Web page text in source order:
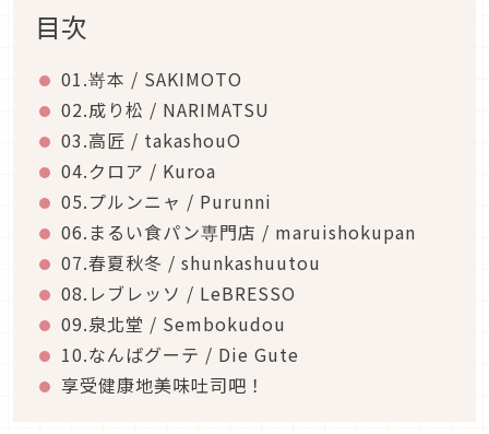
目次
01.嵜本 / SAKIMOTO
02.成り松 / NARIMATSU
03.高匠 / takashouO
04.クロア / Kuroa
05.プルンニャ / Purunni
06.まるい食パン専門店 / maruishokupan
07.春夏秋冬 / shunkashuutou
08.レブレッソ / LeBRESSO
09.泉北堂 / Sembokudou
10.なんばグーテ / Die Gute
享受健康地美味吐司吧！